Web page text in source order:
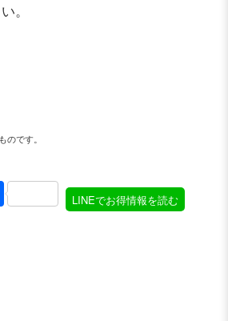
。
のです。
共 LINEでお得情報を読む